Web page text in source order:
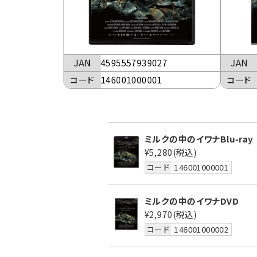
JAN
4595557939027
コード 146001000001
JAN
コード
ミルクの中のイワナBlu-ray
¥5,280(税込)
コード 146001000001
ミルクの中のイワナDVD
¥2,970(税込)
コード 146001000002